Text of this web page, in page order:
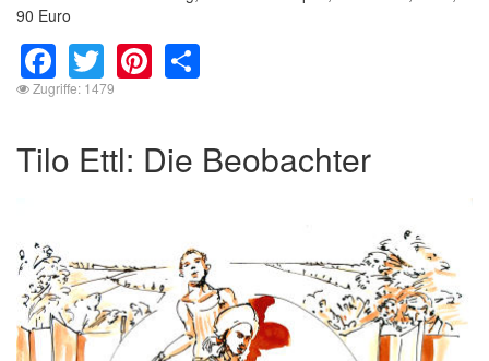
90 Euro
Facebook
TwitterPinterest
Zugriffe: 1479
Tilo Ettl: Die Beobachter